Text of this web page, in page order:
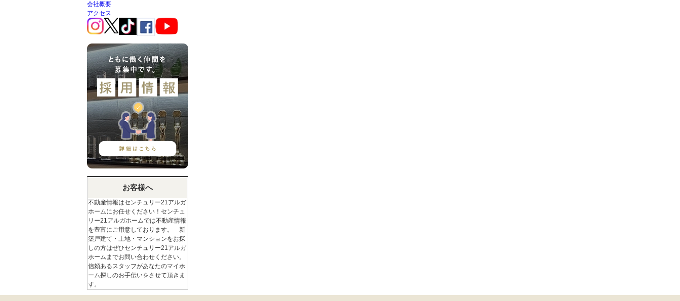
会社概要
アクセス
お客様へ
不動産情報はセンチュリー21アルガ
ホームにお任せください！センチュ
リー21アルガホームでは不動産情報
を豊富にご用意しております。 新
築戸建て・土地・マンションをお探
しの方はぜひセンチュリー21アルガ
ホームまでお問い合わせください。
信頼あるスタッフがあなたのマイホ
ーム探しのお手伝いをさせて頂きま
す。